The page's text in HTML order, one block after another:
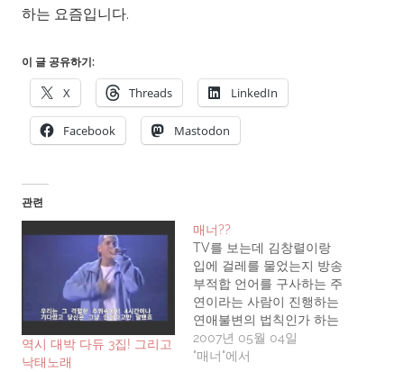
하는 요즘입니다.
이 글 공유하기:
X Threads LinkedIn
Facebook Mastodon
관련
역시 대박 다듀 3집! 그리고
낙태노래
매너??
TV를 보는데 김창렬이랑
입에 걸레를 물었는지 방송
부적합 언어를 구사하는 주
연이라는 사람이 진행하는
연애불변의 법칙인가 하는
프로그램이 방송중이더군
요.프로그램의 내용은 자신
2007년 05월 04일
"매너"에서